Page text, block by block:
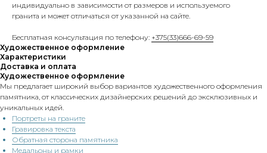
индивидуально в зависимости от размеров и используемого
гранита и может отличаться от указанной на сайте.
Бесплатная консультация по телефону: +375(33)666-69-59
Художественное оформление
Характеристики
Доставка и оплата
Художественное оформление
Мы предлагает широкий выбор вариантов художественного оформления
памятника, от классических дизайнерских решений до эксклюзивных и
уникальных идей.
Портреты на граните
Гравировка текста
Обратная сторона памятника
Медальоны и рамки